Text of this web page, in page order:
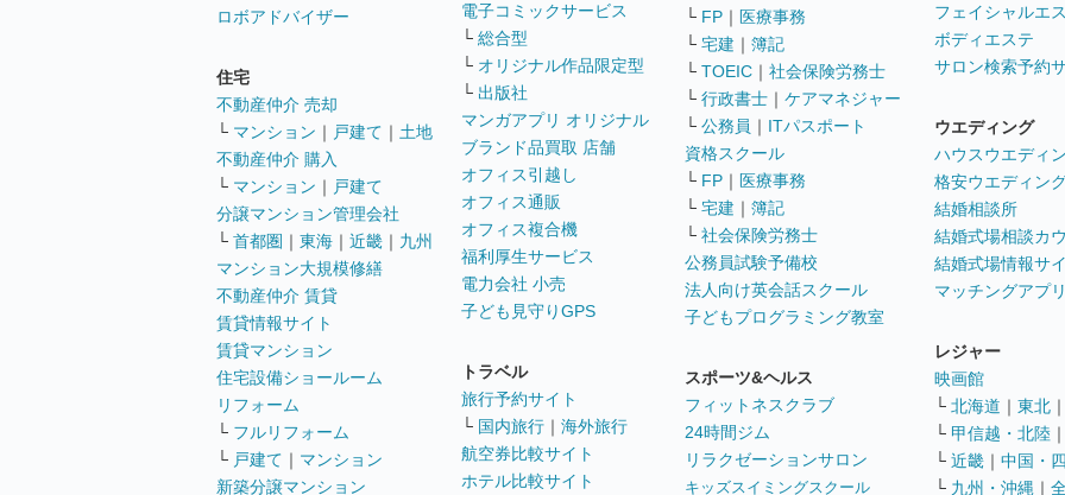
ロボアドバイザー
住宅
不動産仲介 売却
└ マンション ｜ 戸建て ｜ 土地
不動産仲介 購入
└ マンション ｜ 戸建て
分譲マンション管理会社
└ 首都圏 ｜ 東海 ｜ 近畿 ｜ 九州
マンション大規模修繕
不動産仲介 賃貸
賃貸情報サイト
賃貸マンション
住宅設備ショールーム
リフォーム
└ フルリフォーム
└ 戸建て ｜ マンション
新築分譲マンション
電子コミックサービス
└ 総合型
└ オリジナル作品限定型
└ 出版社
マンガアプリ オリジナル
ブランド品買取 店舗
オフィス引越し
オフィス通販
オフィス複合機
福利厚生サービス
電力会社 小売
子ども見守りGPS
トラベル
旅行予約サイト
└ 国内旅行 ｜ 海外旅行
航空券比較サイト
ホテル比較サイト
└ FP ｜ 医療事務
└ 宅建 ｜ 簿記
└ TOEIC ｜ 社会保険労務士
└ 行政書士 ｜ ケアマネジャー
└ 公務員 ｜ ITパスポート
資格スクール
└ FP ｜ 医療事務
└ 宅建 ｜ 簿記
└ 社会保険労務士
公務員試験予備校
法人向け英会話スクール
子どもプログラミング教室
スポーツ&ヘルス
フィットネスクラブ
24時間ジム
リラクゼーションサロン
キッズスイミングスクール
フェイシャルエ
ボディエステ
サロン検索予約
ウエディング
ハウスウエディ
格安ウエディン
結婚相談所
結婚式場相談カ
結婚式場情報サ
マッチングアプリ
レジャー
映画館
└ 北海道 ｜ 東北 ｜
└ 甲信越・北陸 ｜
└ 近畿 ｜ 中国・
└ 九州・沖縄 ｜